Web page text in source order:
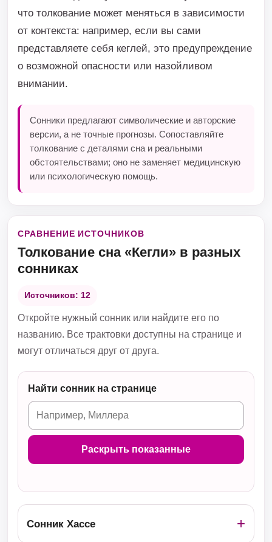
что толкование может меняться в зависимости
от контекста: например, если вы сами
представляете себя кеглей, это предупреждение
о возможной опасности или назойливом
внимании.
Сонники предлагают символические и авторские
версии, а не точные прогнозы. Сопоставляйте
толкование с деталями сна и реальными
обстоятельствами; оно не заменяет медицинскую
или психологическую помощь.
СРАВНЕНИЕ ИСТОЧНИКОВ
Толкование сна «Кегли» в разных
сонниках
Источников: 12
Откройте нужный сонник или найдите его по
названию. Все трактовки доступны на странице и
могут отличаться друг от друга.
Найти сонник на странице
Раскрыть показанные
Сонник Хассе